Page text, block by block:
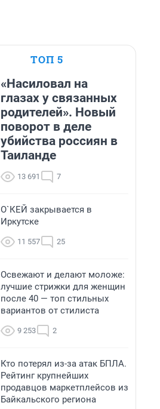
ТОП 5
«Насиловал на
глазах у связанных
родителей». Новый
поворот в деле
убийства россиян в
Таиланде
13 691 7
О`КЕЙ закрывается в
Иркутске
11 557 25
Освежают и делают моложе:
лучшие стрижки для женщин
после 40 — топ стильных
вариантов от стилиста
9 253 2
Кто потерял из-за атак БПЛА.
Рейтинг крупнейших
продавцов маркетплейсов из
Байкальского региона